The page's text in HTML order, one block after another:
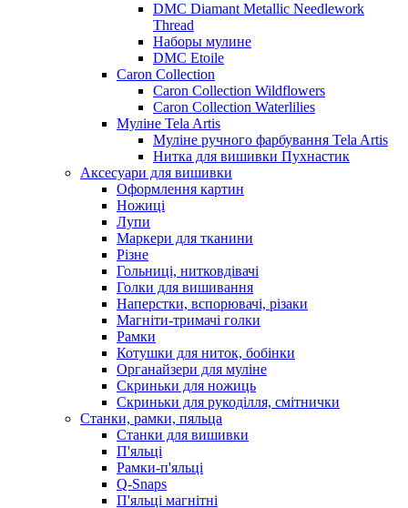
DMC Diamant Metallic Needlework
Thread
Наборы мулине
DMC Etoile
Caron Collection
Caron Collection Wildflowers
Caron Collection Waterlilies
Муліне Tela Artis
Муліне ручного фарбування Tela Artis
Нитка для вишивки Пухнастик
Аксесуари для вишивки
Оформлення картин
Ножиці
Лупи
Маркери для тканини
Різне
Гольниці, нитковдівачі
Голки для вишивання
Наперстки, вспорювачі, різаки
Магніти-тримачі голки
Рамки
Котушки для ниток, бобінки
Органайзери для муліне
Скриньки для ножиць
Скриньки для рукоділля, смітнички
Станки, рамки, пяльца
Станки для вишивки
П'яльці
Рамки-п'яльці
Q-Snaps
П'яльці магнітні